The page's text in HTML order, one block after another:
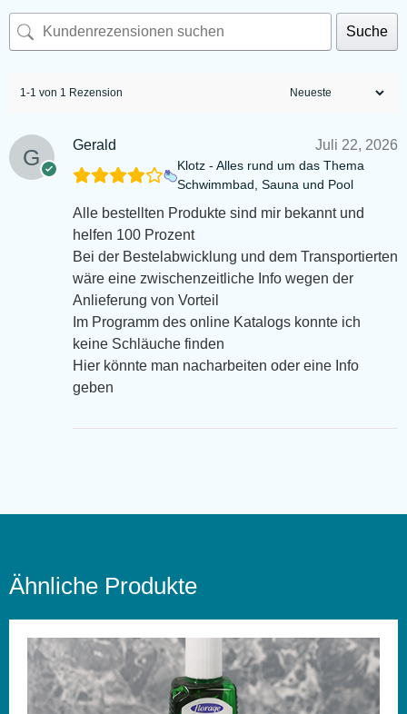
Suche
1-1 von 1 Rezension
Gerald Juli 22, 2026
Klotz - Alles rund um das Thema
Schwimmbad, Sauna und Pool
Alle bestellten Produkte sind mir bekannt und
helfen 100 Prozent
Bei der Bestelabwicklung und dem Transportierten
wäre eine zwischenzeitliche Info wegen der
Anlieferung von Vorteil
Im Programm des online Katalogs konnte ich
keine Schläuche finden
Hier könnte man nacharbeiten oder eine Info
geben
Ähnliche Produkte